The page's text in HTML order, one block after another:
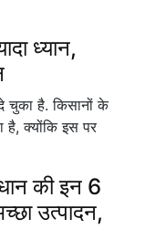
ध्यान,
चुका है. किसानों के
है, क्योंकि इस पर
की इन 6
उत्पादन,